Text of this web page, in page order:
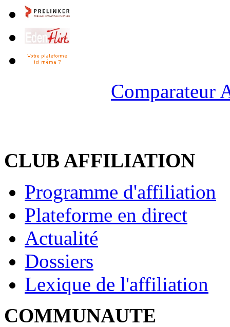
Comparateur
CLUB AFFILIATION
Programme d'affiliation
Plateforme en direct
Actualité
Dossiers
Lexique de l'affiliation
COMMUNAUTE